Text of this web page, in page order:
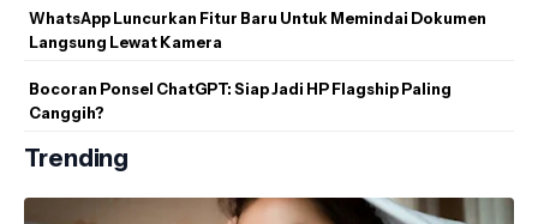
WhatsApp Luncurkan Fitur Baru Untuk Memindai Dokumen
Langsung Lewat Kamera
Bocoran Ponsel ChatGPT: Siap Jadi HP Flagship Paling
Canggih?
Trending